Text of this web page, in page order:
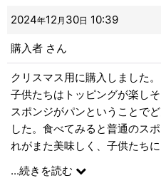
2024年12 月 30日 10:39
購入者 さん
クリスマス用に購入しました。
子供たちはトッピングが楽し
スポンジがパンということで
した。食べてみると普通のス
れがまた美味しく、子供たち
某ケーキ屋さんのアレルギー
が、3口ほど食べて「もうい
...続きを読む